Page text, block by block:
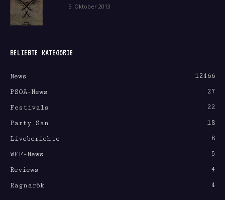
5. Oktober 2013
BELIEBTE KATEGORIE
News
12466
PSOA-News
27
Festivals
22
Party San
18
Liveberichte
8
WFF-News
5
Reviews
4
Ragnarök
4